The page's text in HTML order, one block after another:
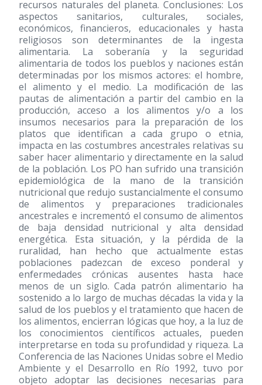
recursos naturales del planeta. Conclusiones: Los
aspectos sanitarios, culturales, sociales,
económicos, financieros, educacionales y hasta
religiosos son determinantes de la ingesta
alimentaria. La soberanía y la seguridad
alimentaria de todos los pueblos y naciones están
determinadas por los mismos actores: el hombre,
el alimento y el medio. La modificación de las
pautas de alimentación a partir del cambio en la
producción, acceso a los alimentos y/o a los
insumos necesarios para la preparación de los
platos que identifican a cada grupo o etnia,
impacta en las costumbres ancestrales relativas su
saber hacer alimentario y directamente en la salud
de la población. Los PO han sufrido una transición
epidemiológica de la mano de la transición
nutricional que redujo sustancialmente el consumo
de alimentos y preparaciones tradicionales
ancestrales e incrementó el consumo de alimentos
de baja densidad nutricional y alta densidad
energética. Esta situación, y la pérdida de la
ruralidad, han hecho que actualmente estas
poblaciones padezcan de exceso ponderal y
enfermedades crónicas ausentes hasta hace
menos de un siglo. Cada patrón alimentario ha
sostenido a lo largo de muchas décadas la vida y la
salud de los pueblos y el tratamiento que hacen de
los alimentos, encierran lógicas que hoy, a la luz de
los conocimientos científicos actuales, pueden
interpretarse en toda su profundidad y riqueza. La
Conferencia de las Naciones Unidas sobre el Medio
Ambiente y el Desarrollo en Río 1992, tuvo por
objeto adoptar las decisiones necesarias para